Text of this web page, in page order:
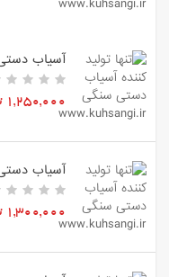
آسیاب
1,250,000 تومان
آسیاب
1,300,000 تومان